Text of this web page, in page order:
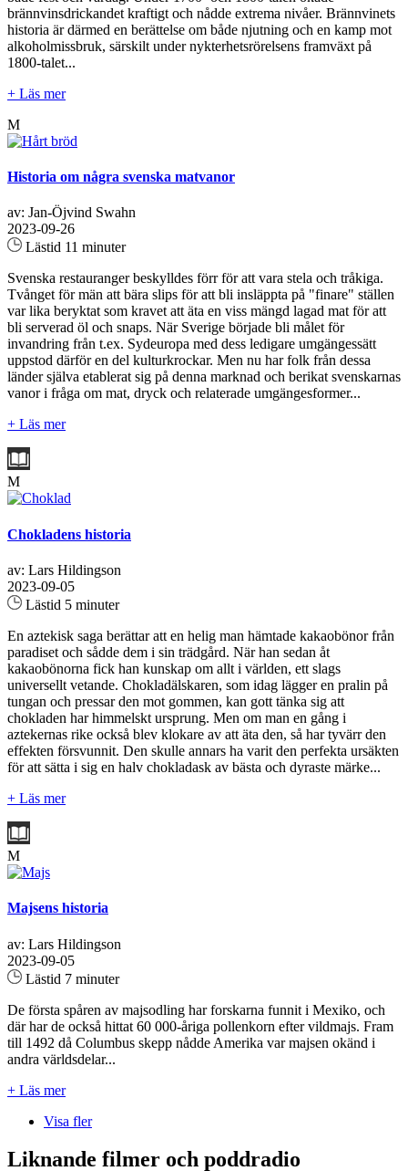
brännvinsdrickandet kraftigt och nådde extrema nivåer. Brännvinets
historia är därmed en berättelse om både njutning och en kamp mot
alkoholmissbruk, särskilt under nykterhetsrörelsens framväxt på
1800-talet...
+ Läs mer
M
Historia om några svenska matvanor
av: Jan-Öjvind Swahn
2023-09-26
Lästid 11 minuter
Svenska restauranger beskylldes förr för att vara stela och tråkiga.
Tvånget för män att bära slips för att bli insläppta på "finare" ställen
var lika beryktat som kravet att äta en viss mängd lagad mat för att
bli serverad öl och snaps. När Sverige började bli målet för
invandring från t.ex. Sydeuropa med dess ledigare umgängessätt
uppstod därför en del kulturkrockar. Men nu har folk från dessa
länder själva etablerat sig på denna marknad och berikat svenskarnas
vanor i fråga om mat, dryck och relaterade umgängesformer...
+ Läs mer
M
Chokladens historia
av: Lars Hildingson
2023-09-05
Lästid 5 minuter
En aztekisk saga berättar att en helig man hämtade kakaobönor från
paradiset och sådde dem i sin trädgård. När han sedan åt
kakaobönorna fick han kunskap om allt i världen, ett slags
universellt vetande. Chokladälskaren, som idag lägger en pralin på
tungan och pressar den mot gommen, kan gott tänka sig att
chokladen har himmelskt ursprung. Men om man en gång i
aztekernas rike också blev klokare av att äta den, så har tyvärr den
effekten försvunnit. Den skulle annars ha varit den perfekta ursäkten
för att sätta i sig en halv chokladask av bästa och dyraste märke...
+ Läs mer
M
Majsens historia
av: Lars Hildingson
2023-09-05
Lästid 7 minuter
De första spåren av majsodling har forskarna funnit i Mexiko, och
där har de också hittat 60 000-åriga pollenkorn efter vildmajs. Fram
till 1492 då Columbus skepp nådde Amerika var majsen okänd i
andra världsdelar...
+ Läs mer
Visa fler
Liknande filmer och poddradio